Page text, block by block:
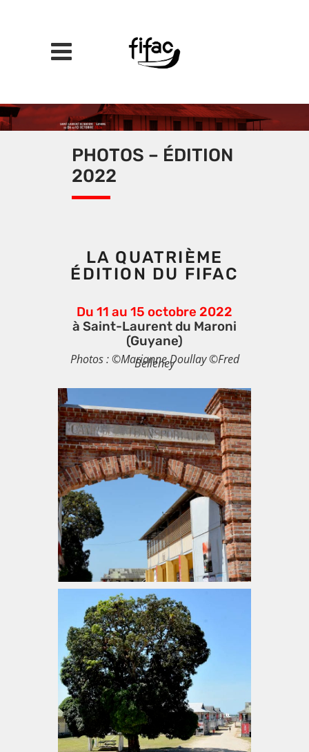
PHOTOS – ÉDITION
2022
LA QUATRIÈME
ÉDITION DU FIFAC
Du 11 au 15 octobre 2022
à Saint-Laurent du Maroni
(Guyane)
Photos : ©Marianne Doullay ©Fred
Belleney